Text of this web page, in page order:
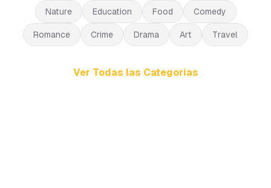
Nature Education Food Comedy
Romance Crime Drama Art Travel
Ver Todas las Categorías